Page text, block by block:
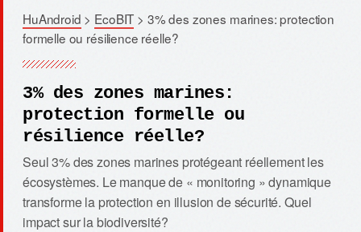
HuAndroid > EcoBIT > 3% des zones marines: protection
formelle ou résilience réelle?
3% des zones marines:
protection formelle ou
résilience réelle?
Seul 3% des zones marines protégeant réellement les
écosystèmes. Le manque de « monitoring » dynamique
transforme la protection en illusion de sécurité. Quel
impact sur la biodiversité?